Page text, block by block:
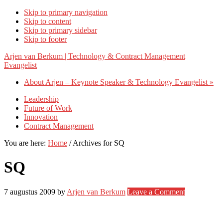
Skip to primary navigation
Skip to content
Skip to primary sidebar
Skip to footer
Arjen van Berkum | Technology & Contract Management
Evangelist
About Arjen – Keynote Speaker & Technology Evangelist »
Leadership
Future of Work
Innovation
Contract Management
You are here: Home /Archives for SQ
SQ
7 augustus 2009 by Arjen van Berkum Leave a Comment